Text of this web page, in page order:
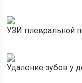
УЗИ плевральной
Удаление зубов у